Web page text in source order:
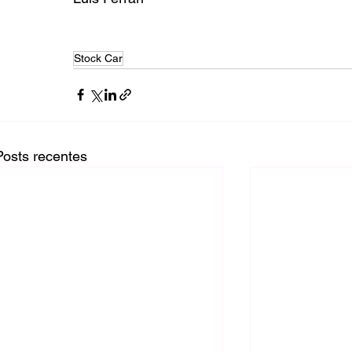
Stock Car
recentes